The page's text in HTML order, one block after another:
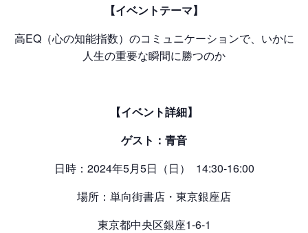
【イベントテーマ】
高EQ（心の知能指数）のコミュニケーションで、いかに
人生の重要な瞬間に勝つのか
【イベント詳細】
ゲスト：青音
日時：2024年5月5日（日） 14:30-16:00
場所：単向街書店・東京銀座店
東京都中央区銀座1-6-1